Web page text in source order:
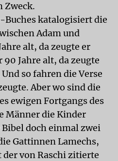
Zweck.
Buches katalogisiert die
Adam und
alt, da zeugte er
90 Jahre alt, da zeugte
so fahren die Verse
Aber wo sind die
ewigen Fortgangs des
Männer die Kinder
doch einmal zwei
Gattinnen Lamechs,
von Raschi zitierte